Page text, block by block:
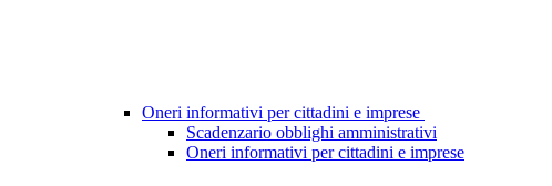
Oneri informativi per cittadini e imprese
Scadenzario obblighi amministrativi
Oneri informativi per cittadini e imprese